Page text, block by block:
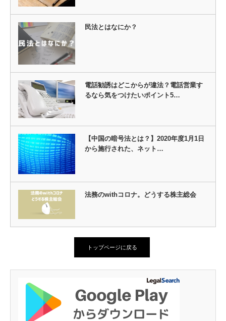
民法とはなにか？
電話勧誘はどこからが違法？電話営業す
るなら気をつけたいポイント5…
【中国の暗号法とは？】2020年度1月1日
から施行された、ネット…
法務のwithコロナ。どうする株主総会
トップページに戻る